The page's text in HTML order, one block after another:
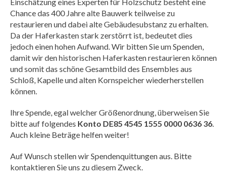
Chance das 400 Jahre alte Bauwerk teilweise zu
restaurieren und dabei alte Gebäudesubstanz zu erhalten.
Da der Haferkasten stark zerstörrt ist, bedeutet dies
jedoch einen hohen Aufwand. Wir bitten Sie um Spenden,
damit wir den historischen Haferkasten restaurieren können
und somit das schöne Gesamtbild des Ensembles aus
Schloß, Kapelle und alten Kornspeicher wiederherstellen
können.
Ihre Spende, egal welcher Größenordnung, überweisen Sie
bitte auf folgendes Konto DE85 4545 1555 0000 0636 36
Auch kleine Beträge helfen weiter!
Auf Wunsch stellen wir Spendenquittungen aus. Bitte
kontaktieren Sie uns zu diesem Zweck.